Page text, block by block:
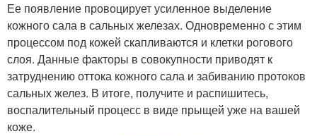
Ее появление провоцирует усиленное выделение
кожного сала в сальных железах. Одновременно с этим
процессом под кожей скапливаются и клетки рогового
слоя. Данные факторы в совокупности приводят к
затруднению оттока кожного сала и забиванию протоков
сальных желез. В итоге, получите и распишитесь,
воспалительный процесс в виде прыщей уже на вашей
коже.